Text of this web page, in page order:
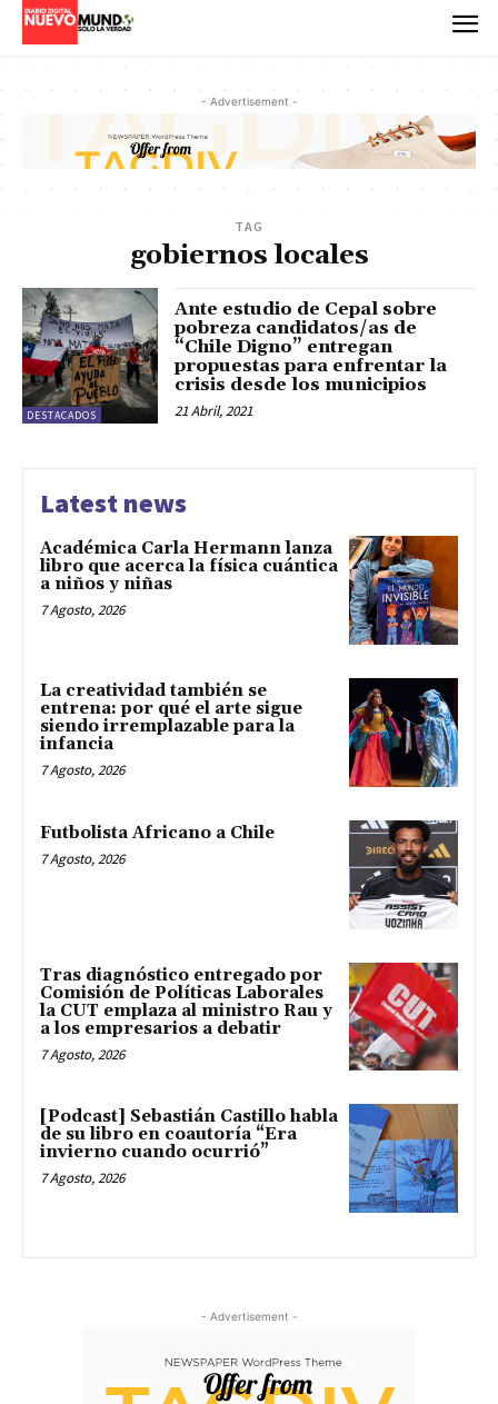
- Advertisement -
TAG
gobiernos locales
DESTACADOS
Ante estudio de Cepal sobre
pobreza candidatos/as de
“Chile Digno” entregan
propuestas para enfrentar la
crisis desde los municipios
21 Abril, 2021
Latest news
Académica Carla Hermann lanza
libro que acerca la física cuántica
a niños y niñas
7 Agosto, 2026
La creatividad también se
entrena: por qué el arte sigue
siendo irremplazable para la
infancia
7 Agosto, 2026
Futbolista Africano a Chile
7 Agosto, 2026
Tras diagnóstico entregado por
Comisión de Políticas Laborales
la CUT emplaza al ministro Rau y
a los empresarios a debatir
7 Agosto, 2026
[Podcast] Sebastián Castillo habla
de su libro en coautoría “Era
invierno cuando ocurrió”
7 Agosto, 2026
- Advertisement -